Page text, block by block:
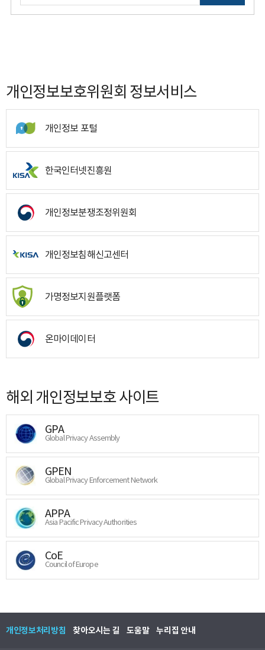
개인정보보호위원회 정보서비스
개인정보 포털
한국인터넷진흥원
개인정보분쟁조정위원회
개인정보침해신고센터
가명정보지원플랫폼
온마이데이터
해외 개인정보보호 사이트
GPA
Global Privacy Assembly
GPEN
Global Privacy Enforcement Network
APPA
Asia Pacific Privacy Authorities
CoE
Council of Europe
개인정보처리방침 찾아오시는 길 도움말 누리집 안내